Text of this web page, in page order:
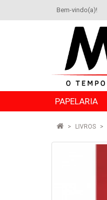
Bem-vindo(a)!
PAPELARIA
LIVROS